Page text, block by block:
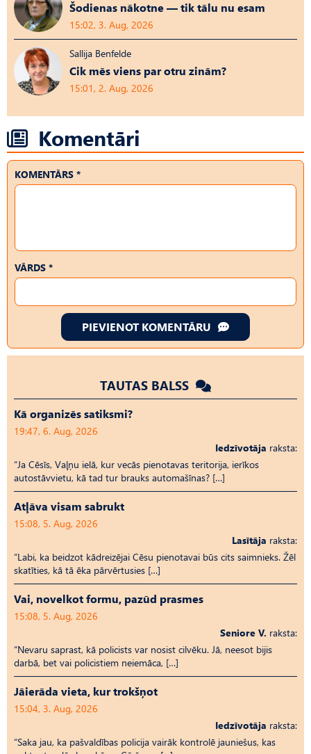
Šodienas nākotne — tik tālu nu esam
15:02, 3. Aug, 2026
Sallija Benfelde
Cik mēs viens par otru zinām?
15:01, 2. Aug, 2026
Komentāri
KOMENTĀRS *
VĀRDS *
PIEVIENOT KOMENTĀRU
TAUTAS BALSS
Kā organizēs satiksmi?
19:47, 6. Aug, 2026
Iedzīvotāja raksta:
“Ja Cēsīs, Vaļņu ielā, kur vecās pienotavas teritorija, ierīkos
autostāvvietu, kā tad tur brauks automašīnas? […]
Atļāva visam sabrukt
15:08, 5. Aug, 2026
Lasītāja raksta:
“Labi, ka beidzot kādreizējai Cēsu pienotavai būs cits saimnieks. Žēl
skatīties, kā tā ēka pārvērtusies […]
Vai, novelkot formu, pazūd prasmes
15:08, 5. Aug, 2026
Seniore V. raksta:
“Nevaru saprast, kā policists var nosist cilvēku. Jā, neesot bijis
darbā, bet vai policistiem neiemāca, […]
Jāierāda vieta, kur trokšņot
15:04, 3. Aug, 2026
Iedzīvotāja raksta:
“Saka jau, ka pašvaldības policija vairāk kontrolē jauniešus, kas